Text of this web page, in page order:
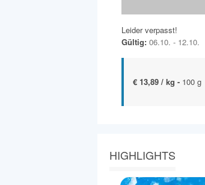
Leider verpasst!
Gültig: 06.10. - 12.10.
€ 13,89 / kg - 100 g
HIGHLIGHTS